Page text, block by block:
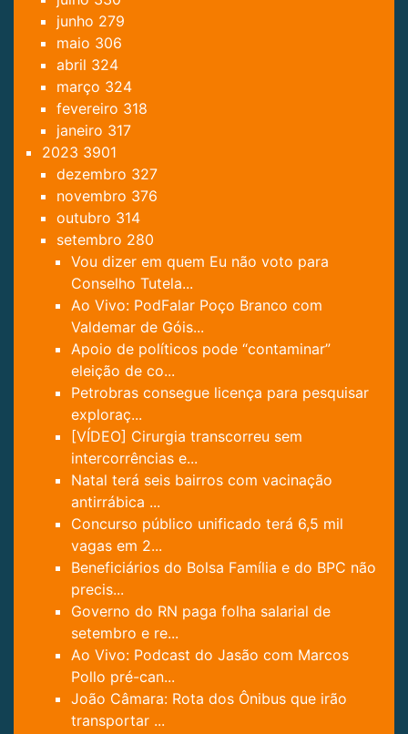
junho 279
maio 306
abril 324
março 324
fevereiro 318
janeiro 317
2023 3901
dezembro 327
novembro 376
outubro 314
setembro 280
Vou dizer em quem Eu não voto para
Conselho Tutela...
Ao Vivo: PodFalar Poço Branco com
Valdemar de Góis...
Apoio de políticos pode “contaminar”
eleição de co...
Petrobras consegue licença para pesquisar
exploraç...
[VÍDEO] Cirurgia transcorreu sem
intercorrências e...
Natal terá seis bairros com vacinação
antirrábica ...
Concurso público unificado terá 6,5 mil
vagas em 2...
Beneficiários do Bolsa Família e do BPC não
precis...
Governo do RN paga folha salarial de
setembro e re...
Ao Vivo: Podcast do Jasão com Marcos
Pollo pré-can...
João Câmara: Rota dos Ônibus que irão
transportar ...